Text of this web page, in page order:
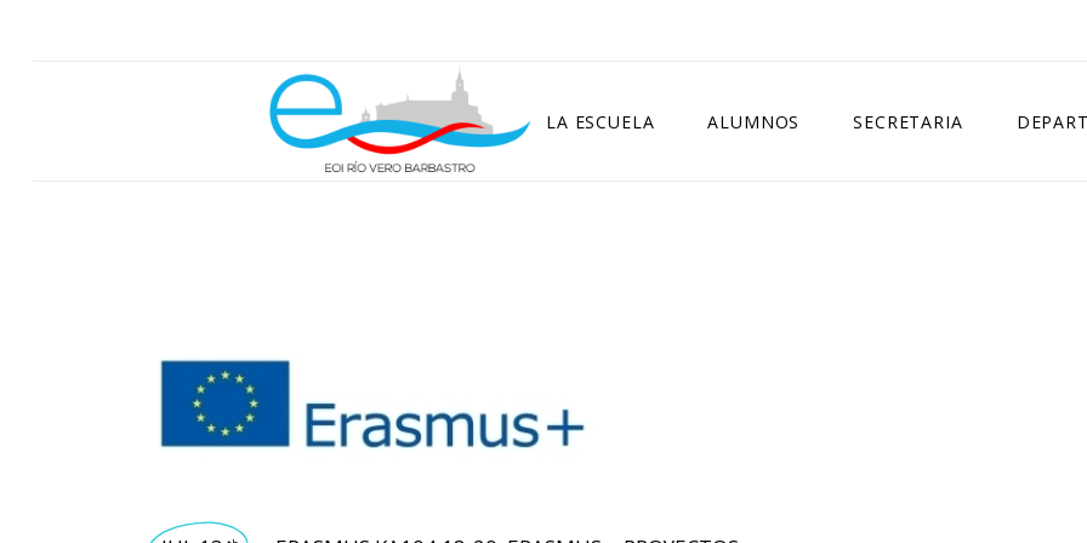
LA ESCUELA
CONTACTO
ALUMNOS SECRETARIA